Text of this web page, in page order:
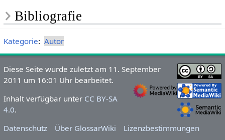
Bibliografie
Kategorie: Autor
Diese Seite wurde zuletzt am 11. September
2011 um 16:01 Uhr bearbeitet.
Inhalt verfügbar unter CC BY-SA
4.0.
Datenschutz
Über GlossarWiki Lizenzbestimmungen